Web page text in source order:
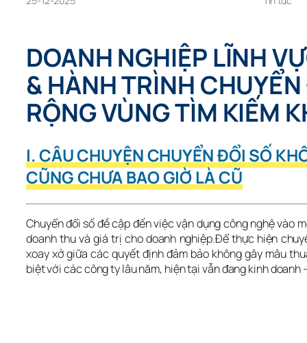
DOANH NGHIỆP LĨNH
& HÀNH TRÌNH
RỘNG VÙNG TÌM KIẾM
I. CÂU CHUYỆN CHUYỂN ĐỔI SỐ
CŨNG CHƯA BAO GIỜ LÀ CŨ
Chuyển đổi số đề cập đến việc vận dụng công nghệ vào
doanh thu và giá trị cho doanh nghiệp.Để thực hiện
xoay xở giữa các quyết định đảm bảo không gây mâu
biệt với các công ty lâu năm, hiện tại vẫn đang kinh doanh